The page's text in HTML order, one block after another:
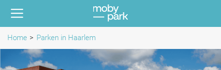
Home Parken in Haarlem